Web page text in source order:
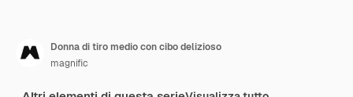
Donna di tiro medio con cibo delizioso
magnific